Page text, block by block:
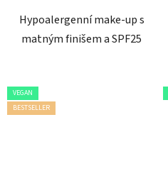
Hypoalergenní make-up s
matným finišem a SPF25
VEGAN
BESTSELLER